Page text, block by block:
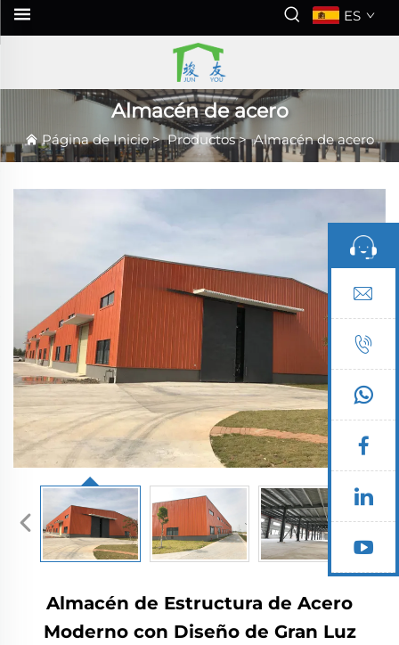
ES
Almacén de acero
Página de Inicio>Productos>Almacén de acero
Almacén de Estructura de Acero
Moderno con Diseño de Gran Luz